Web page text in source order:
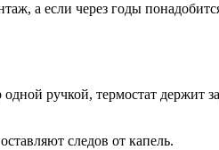
а если через годы
ручкой, термостат держит
следов от капель.